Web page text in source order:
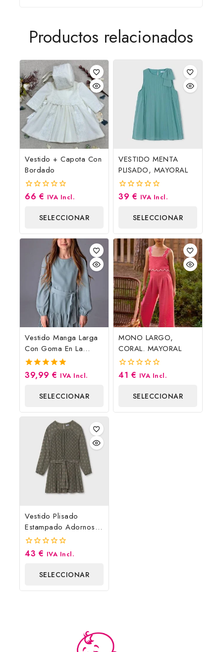
Productos relacionados
Vestido + Capota Con
Bordado
0
66 € IVA Incl.
SELECCIONAR
OPCIONES
VESTIDO MENTA
PLISADO, MAYORAL
0
39 € IVA Incl.
SELECCIONAR
OPCIONES
Vestido Manga Larga
Con Goma En La
Muñeca
5.00
fuera de 5
39,99 € IVA Incl.
SELECCIONAR
OPCIONES
MONO LARGO,
CORAL. MAYORAL
0
41 € IVA Incl.
SELECCIONAR
OPCIONES
Vestido Plisado
Estampado Adornos
Cinturón Mayoral
0
43 € IVA Incl.
SELECCIONAR
OPCIONES